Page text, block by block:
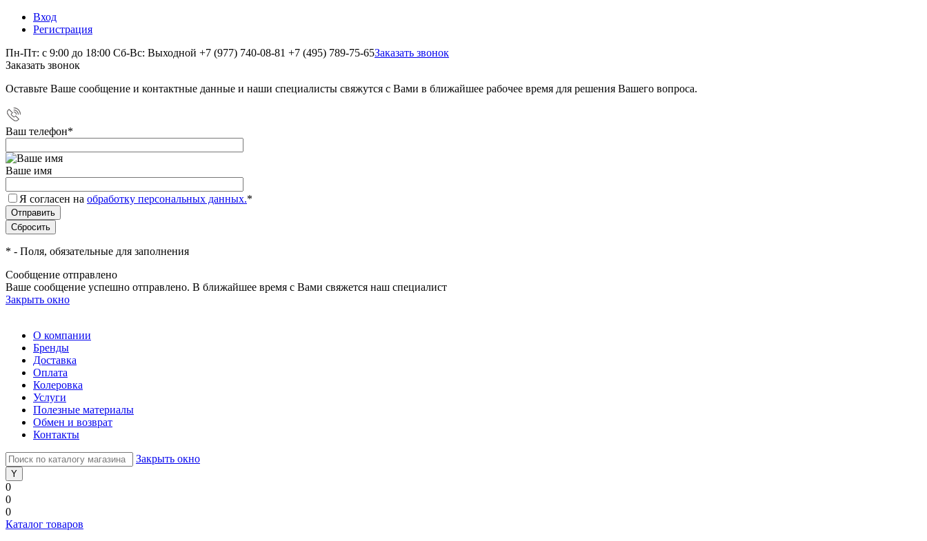
Вход
Регистрация
Пн-Пт: с 9:00 до 18:00 Сб-Вс: Выходной +7 (977) 740-08-81 +7 (495) 789-75-65Заказать звонок
Заказать звонок
Оставьте Ваше сообщение и контактные данные и наши специалисты свяжутся с Вами в ближайшее рабочее время для решения Вашего вопроса.
Ваш телефон*
Ваше имя
Я согласен на обработку персональных данных.*
* - Поля, обязательные для заполнения
Сообщение отправлено
Ваше сообщение успешно отправлено. В ближайшее время с Вами свяжется наш специалист
Закрыть окно
О компании
Бренды
Доставка
Оплата
Колеровка
Услуги
Полезные материалы
Обмен и возврат
Контакты
Закрыть окно
0
0
0
Каталог товаров